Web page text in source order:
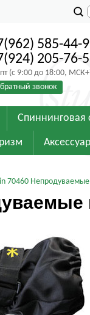
585-44-
205-76-
(с 9:00 до 18:00,
звонок
Спиннинговая
70460